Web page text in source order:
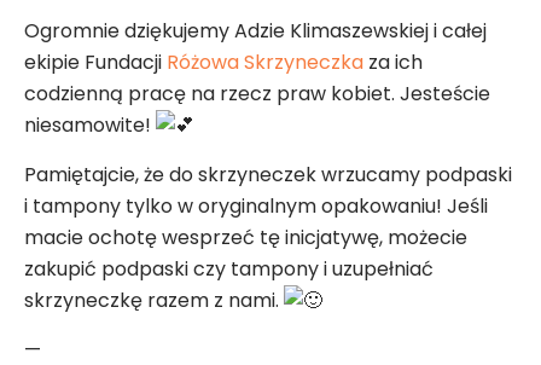
Ogromnie dziękujemy Adzie Klimaszewskiej i całej
ekipie Fundacji Różowa Skrzyneczka za ich
codzienną pracę na rzecz praw kobiet. Jesteście
niesamowite!
Pamiętajcie, że do skrzyneczek wrzucamy podpaski
i tampony tylko w oryginalnym opakowaniu! Jeśli
macie ochotę wesprzeć tę inicjatywę, możecie
zakupić podpaski czy tampony i uzupełniać
skrzyneczkę razem z nami.
—